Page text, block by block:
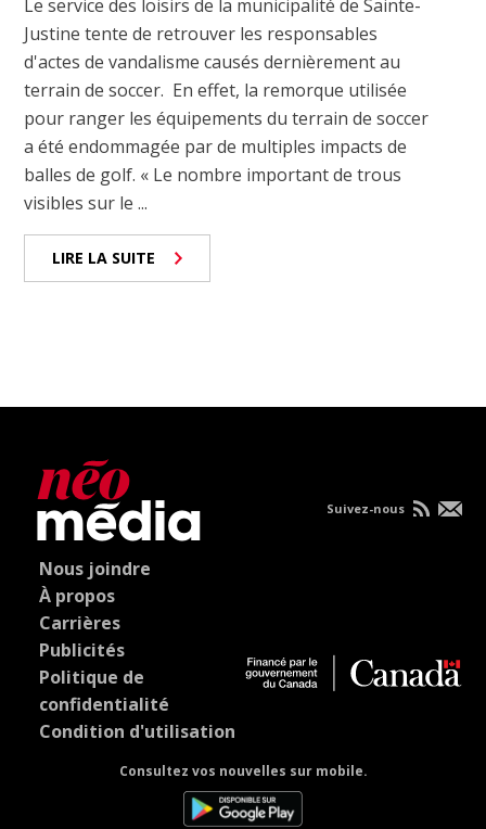
Le service des loisirs de la municipalité de Sainte-
Justine tente de retrouver les responsables
d'actes de vandalisme causés dernièrement au
terrain de soccer. En effet, la remorque utilisée
pour ranger les équipements du terrain de soccer
a été endommagée par de multiples impacts de
balles de golf. « Le nombre important de trous
visibles sur le ...
LIRE LA SUITE
Nous joindre
À propos
Carrières
Publicités
Politique de
confidentialité
Condition d'utilisation
Consultez vos nouvelles sur mobile.
Suivez-nous